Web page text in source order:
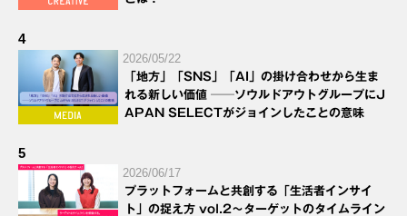
4
2026/05/22
「地方」「SNS」「AI」の掛け合わせから生ま
れる新しい価値 ──ソウルドアウトグループにJ
APAN SELECTがジョインしたことの意味
5
2026/06/17
プラットフォームと共創する「生活者インサイ
ト」の捉え方 vol.2～ターゲットのタイムライン